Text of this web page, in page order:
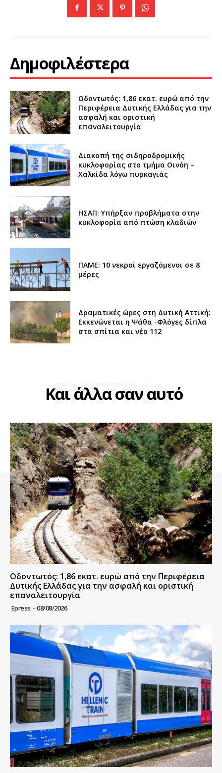
Δημοφιλέστερα
Οδοντωτός: 1,86 εκατ. ευρώ από την
Περιφέρεια Δυτικής Ελλάδας για την
ασφαλή και οριστική
επαναλειτουργία
Διακοπή της σιδηροδρομικής
κυκλοφορίας στο τμήμα Οινόη –
Χαλκίδα λόγω πυρκαγιάς
ΗΣΑΠ: Υπήρξαν προβλήματα στην
κυκλοφορία από πτώση κλαδιών
ΠΑΜΕ: 10 νεκροί εργαζόμενοι σε 8
μέρες
Δραματικές ώρες στη Δυτική Αττική:
Εκκενώνεται η Ψάθα -Φλόγες δίπλα
στα σπίτια και νέο 112
Και άλλα σαν αυτό
ΣΧΕΤΙΚΑ
Οδοντωτός: 1,86 εκατ. ευρώ από την Περιφέρεια
Δυτικής Ελλάδας για την ασφαλή και οριστική
επαναλειτουργία
Epress - 08/08/2026